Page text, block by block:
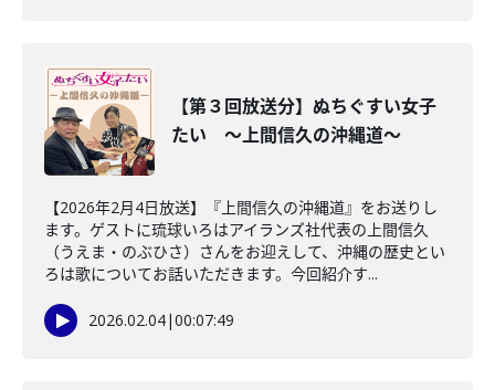
【第３回放送分】ぬちぐすい女子
たい ～上間信久の沖縄道～
【2026年2月4日放送】『上間信久の沖縄道』をお送りし
ます。ゲストに琉球いろはアイランズ社代表の上間信久
（うえま・のぶひさ）さんをお迎えして、沖縄の歴史とい
ろは歌についてお話いただきます。今回紹介す...
2026.02.04|00:07:49